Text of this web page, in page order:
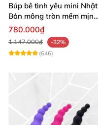
Búp bê tình yêu mini Nhật
Bản mông tròn mềm mịn
như thật
780.000₫
1.147.000₫
-32%
(646)